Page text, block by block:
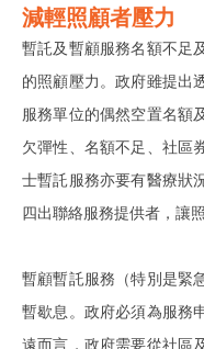
減輕照顧者壓力
暫託及暫顧服務名額不足
的照顧壓力。政府雖提出
服務單位的偶然空置名額
欠彈性、名額不足、社區
士暫託服務亦要有醫療狀
四出聯絡服務提供者，讓
暫顧暫託服務（特別是緊
暫歇息。政府必須為服務
遠而言，政府需要從社區